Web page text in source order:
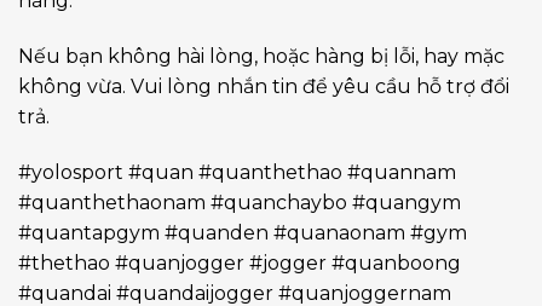
Nếu bạn không hài lòng, hoặc hàng bị lỗi, hay mặc
không vừa. Vui lòng nhắn tin để yêu cầu hỗ trợ đổi
trả.
#yolosport #quan #quanthethao #quannam
#quanthethaonam #quanchaybo #quangym
#quantapgym #quanden #quanaonam #gym
#thethao #quanjogger #jogger #quanboong
#quandai #quandaijogger #quanjoggernam